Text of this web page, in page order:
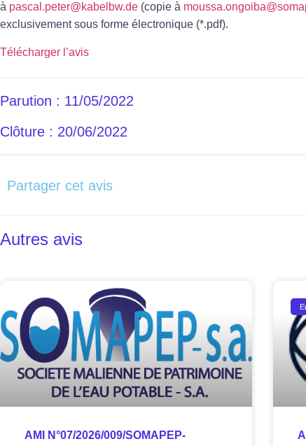
à pascal.peter@kabelbw.de (copie à
exclusivement sous forme électronique (*.pdf).
Télécharger l’avis
Parution : 11/05/2022
Clôture : 20/06/2022
Partager cet avis
Autres avis
AMI N°07/2026/009/SOMAPEP-